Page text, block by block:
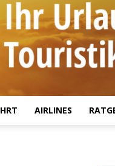
AIRLINES